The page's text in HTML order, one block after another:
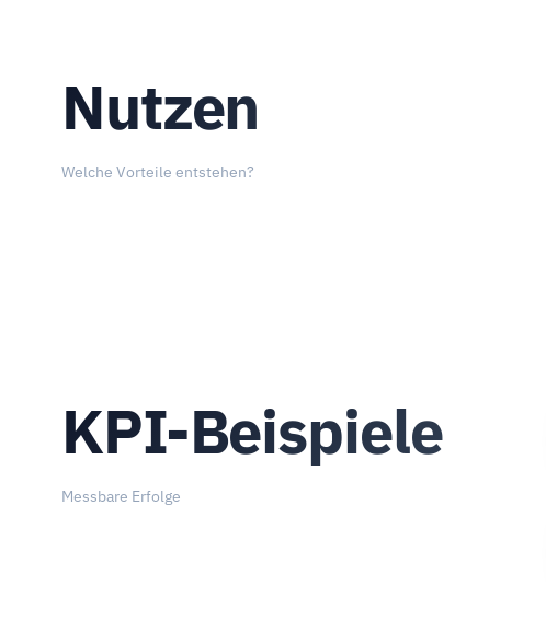
Nutzen
Welche Vorteile entstehen?
KPI-Beispiele
Messbare Erfolge